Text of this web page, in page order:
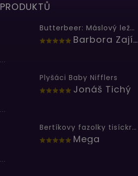
PRODUKTŮ
Butterbeer: Máslový ležák
Barbora Zajícová
...
Plyšáci Baby Nifflers
Jonáš Tichý
...
Bertíkovy fazolky tisíckrát jinak
Mega
...